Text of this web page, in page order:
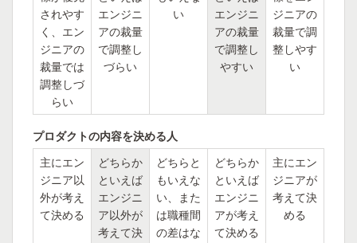
されやす
く、エン
ジニアの
裁量では
調整しづ
らい
エンジニ
アの裁量
で調整し
づらい
い
エンジニ
アの裁量
で調整し
やすい
ジニアの
裁量で調
整しやす
い
プロダクトの内容を決める人
主にエン
ジニア以
外が考え
て決める
どちらか
といえば
エンジニ
ア以外が
考えて決
どちらと
もいえな
い、また
は職種間
の差はな
どちらか
といえば
エンジニ
アが考え
て決める
主にエン
ジニアが
考えて決
める